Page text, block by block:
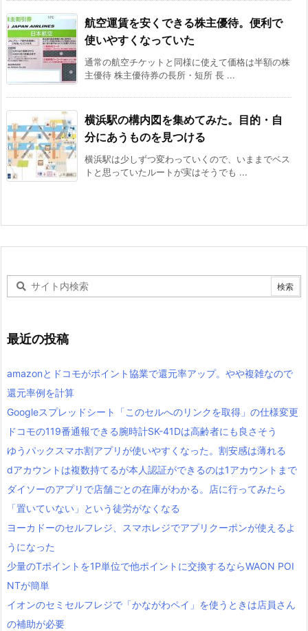
航空運賃を安くできる株主優待。便利で
使いやすくなっていた
通常の航空チケットと同様に使えて価格は半額の株
主優待 株主優待券の長所・短所 長 ...
横浜駅の構内図を集めてみた。目的・自
分にあうものを見つける
横浜駅は少しずつ変わっていくので、いままでベス
トと思っていたルートが実はそうでも ...
最近の投稿
amazonとドコモがポイント協業で還元率アップ。やや複雑なので
還元率例を計算
Googleスプレッドシート「このセルへのリンクを取得」の仕様変更
ドコモの119番通報できる腕時計SK-41Dは高齢者にも良さそう
ゆうパックスマホ割アプリが使いやすくなった。割安感は薄れる
dアカウントは複数持てるが本人認証ができるのは1アカウントまで
ダイソーのアプリで店舗ごとの在庫がわかる。店に行ってみたら
「置いていない」という徒労がなくなる
ヨーカドーのセルフレジ、スマホレジでアプリクーポンが使えるよ
うになった
少量のTポイントを1P単位で他ポイントに交換するならWAON POI
NTが簡単
イオンのセミセルフレジで「かながわペイ」を使うときは店員さん
の補助が必要